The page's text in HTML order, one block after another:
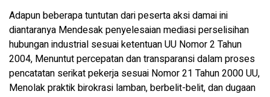
Adapun beberapa tuntutan dari peserta aksi damai ini
diantaranya Mendesak penyelesaian mediasi perselisihan
hubungan industrial sesuai ketentuan UU Nomor 2 Tahun
2004, Menuntut percepatan dan transparansi dalam proses
pencatatan serikat pekerja sesuai Nomor 21 Tahun 2000 UU,
Menolak praktik birokrasi lamban, berbelit-belit, dan dugaan